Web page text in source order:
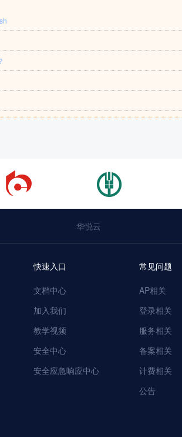
华悦云
快速入口
文档中心
加入我们
教学视频
安全中心
安全应急响应中心
常见问题
AP相关
登录相关
服务相关
备案相关
计费相关
公告